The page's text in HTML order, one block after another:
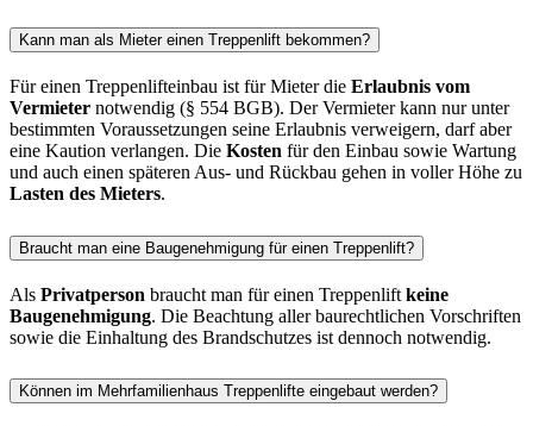
Kann man als Mieter einen Treppenlift bekommen?
Für einen Treppenlifteinbau ist für Mieter die Erlaubnis vom
Vermieter notwendig (§ 554 BGB). Der Vermieter kann nur unter
bestimmten Voraussetzungen seine Erlaubnis verweigern, darf aber
eine Kaution verlangen. Die Kosten für den Einbau sowie Wartung
und auch einen späteren Aus- und Rückbau gehen in voller Höhe zu
Lasten des Mieters.
Braucht man eine Baugenehmigung für einen Treppenlift?
Als Privatperson braucht man für einen Treppenlift keine
Baugenehmigung. Die Beachtung aller baurechtlichen Vorschriften
sowie die Einhaltung des Brandschutzes ist dennoch notwendig.
Können im Mehrfamilienhaus Treppenlifte eingebaut werden?